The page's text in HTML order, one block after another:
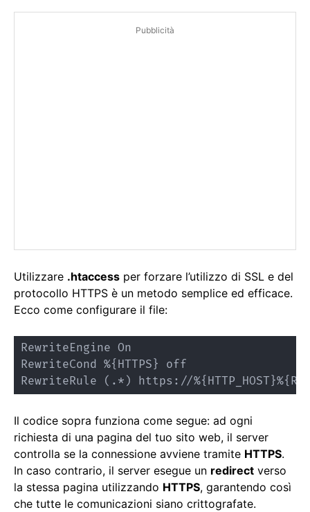
Pubblicità
Utilizzare .htaccess per forzare l’utilizzo di SSL e del
protocollo HTTPS è un metodo semplice ed efficace.
Ecco come configurare il file:
RewriteEngine On
RewriteCond %{HTTPS} off
RewriteRule (.*) https://
Il codice sopra funziona come segue: ad ogni
richiesta di una pagina del tuo sito web, il server
controlla se la connessione avviene tramite HTTPS.
In caso contrario, il server esegue un redirect verso
la stessa pagina utilizzando HTTPS, garantendo così
che tutte le comunicazioni siano crittografate.